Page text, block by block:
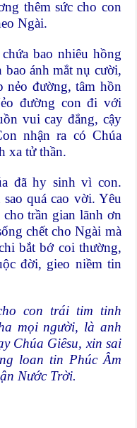
thêm sức cho con
Ngài.
bao nhiêu hồng
ánh mắt nụ cười,
nẻo đường, tâm hồn
đường con đi với
vui cay đắng, cậy
nhận ra có Chúa
xa tử thần.
đã hy sinh vì con.
quá cao vời. Yêu
trần gian lãnh ơn
chết cho Ngài mà
bắt bớ coi thường,
đời, gieo niềm tin
con trái tim tinh
mọi người, là anh
Chúa Giêsu, xin sai
loan tin Phúc Âm
Nước Trời.